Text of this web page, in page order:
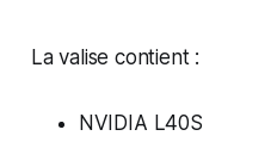
La valise contient :
NVIDIA L40S